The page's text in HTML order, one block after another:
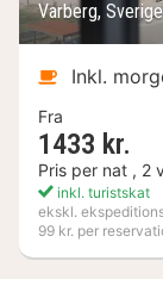
Varberg,
Inkl.
Fra
1433 kr.
Pris per nat , 2
inkl. turistskat
ekskl.
99 kr. per